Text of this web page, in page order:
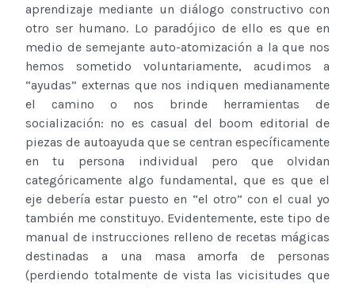
aprendizaje mediante un diálogo constructivo con
otro ser humano. Lo paradójico de ello es que en
medio de semejante auto-atomización a la que nos
hemos sometido voluntariamente, acudimos a
“ayudas” externas que nos indiquen medianamente
el camino o nos brinde herramientas de
socialización: no es casual del boom editorial de
piezas de autoayuda que se centran específicamente
en tu persona individual pero que olvidan
categóricamente algo fundamental, que es que el
eje debería estar puesto en “el otro” con el cual yo
también me constituyo. Evidentemente, este tipo de
manual de instrucciones relleno de recetas mágicas
destinadas a una masa amorfa de personas
(perdiendo totalmente de vista las vicisitudes que